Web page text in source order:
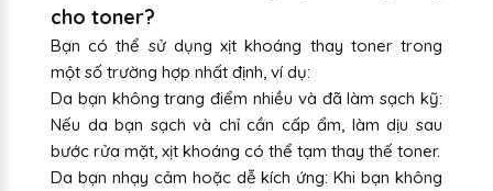
cho toner?
Bạn có thể sử dụng xịt khoáng thay toner trong
một số trường hợp nhất định, ví dụ:
Da bạn không trang điểm nhiều và đã làm sạch kỹ:
Nếu da bạn sạch và chỉ cần cấp ẩm, làm dịu sau
bước rửa mặt, xịt khoáng có thể tạm thay thế toner.
Da bạn nhạy cảm hoặc dễ kích ứng: Khi bạn không